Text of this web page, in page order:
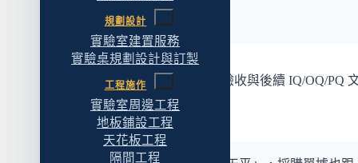
規劃設計
實驗室建置服務
實驗桌規劃設計與訂製
工程施作
實驗室周邊工程
地板鋪設工程
天花板工程
隔間工程
這樣才能讓採購、使用單位、驗收與後續 IQ/OQ/PQ
對齊。